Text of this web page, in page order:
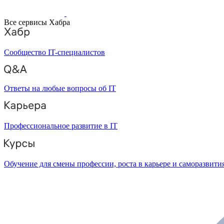
Все сервисы Хабра
Сообщество IT-специалистов
Ответы на любые вопросы об IT
Профессиональное развитие в IT
Обучение для смены профессии, роста в карьере и